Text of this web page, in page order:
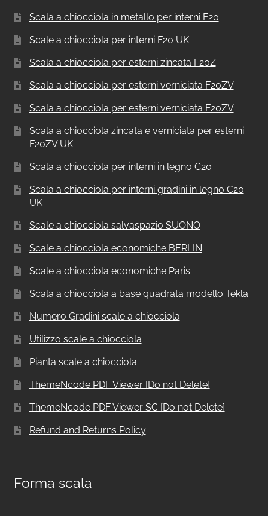
Scala a chiocciola in metallo per interni F20
Scale a chiocciola per interni F20 UK
Scala a chiocciola per esterni zincata F20Z
Scala a chiocciola per esterni verniciata F20ZV
Scala a chiocciola per esterni verniciata F20ZV
Scala a chiocciola zincata e verniciata per esterni
F20ZV UK
Scala a chiocciola per interni in legno C20
Scala a chiocciola per interni gradini in legno C20
UK
Scale a chiocciola salvaspazio SUONO
Scale a chiocciola economiche BERLIN
Scale a chiocciola economiche Paris
Scala a chiocciola a base quadrata modello Tekla
Numero Gradini scale a chiocciola
Utilizzo scale a chiocciola
Pianta scale a chiocciola
ThemeNcode PDF Viewer [Do not Delete]
ThemeNcode PDF Viewer SC [Do not Delete]
Refund and Returns Policy
Forma scala